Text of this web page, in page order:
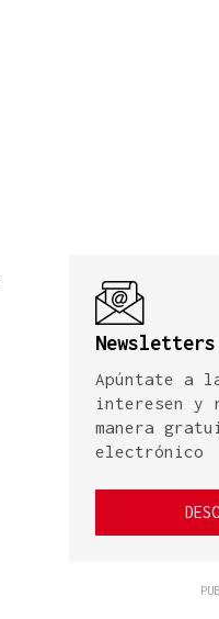
Apúntate a
interesen y
manera
electrónico